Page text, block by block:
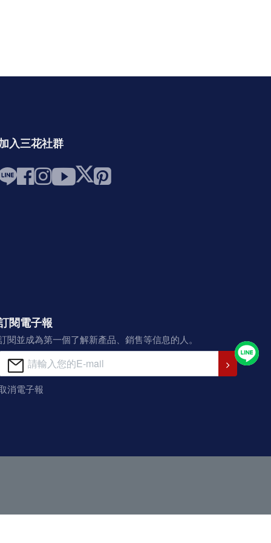
入三花社群
閱電子報
閱並成為第一個了解新產品、銷售等信息的人。
消電子報